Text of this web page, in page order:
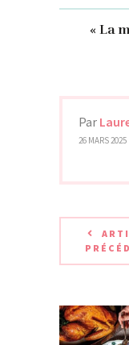
« La
Par
26 MARS 2025